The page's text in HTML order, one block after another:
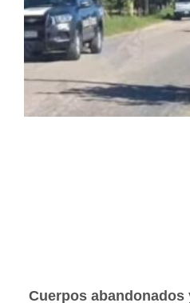
Cuerpos